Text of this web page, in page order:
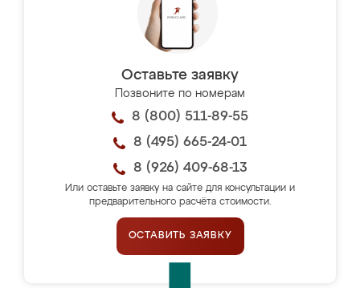
Оставьте заявку
Позвоните по номерам
8 (800) 511-89-55
8 (495) 665-24-01
8 (926) 409-68-13
Или оставьте заявку на сайте для консультации и
предварительного расчёта стоимости.
ОСТАВИТЬ ЗАЯВКУ